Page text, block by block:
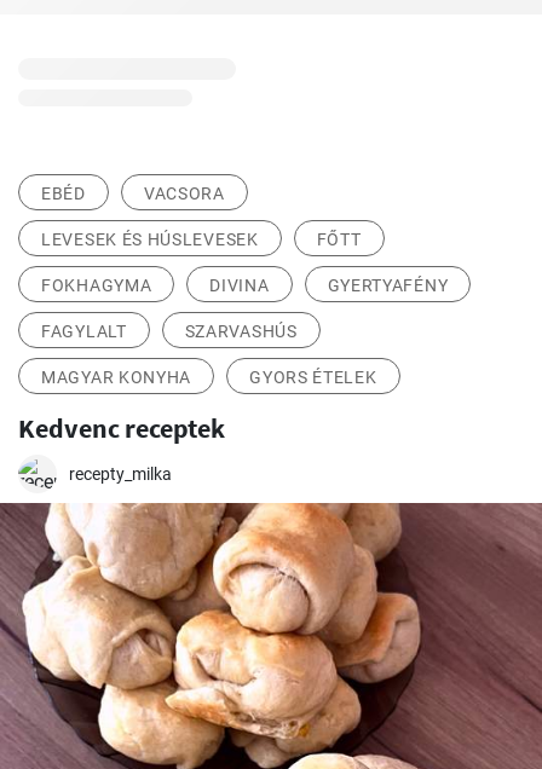
EBÉD VACSORA
LEVESEK ÉS HÚSLEVESEK FŐTT
FOKHAGYMA DIVINA GYERTYAFÉNY
FAGYLALT SZARVASHÚS
MAGYAR KONYHA GYORS ÉTELEK
Kedvenc receptek
recepty_milka